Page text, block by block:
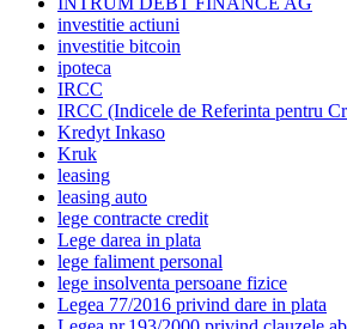
investitie actiuni
investitie bitcoin
ipoteca
IRCC
IRCC (Indicele de Referinta pentru
Kredyt Inkaso
Kruk
leasing
leasing auto
lege contracte credit
Lege darea in plata
lege faliment personal
lege insolventa persoane fizice
Legea 77/2016 privind dare in plata